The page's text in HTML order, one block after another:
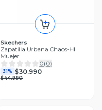
Skechers
Zapatilla Urbana Chaos-HI
Muejer
0(0)
31% $30.990
$44.990